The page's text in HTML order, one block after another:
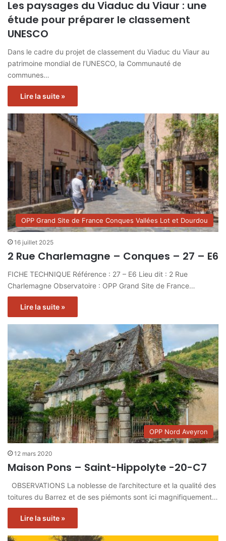
Les paysages du Viaduc du Viaur : une
étude pour préparer le classement
UNESCO
Dans le cadre du projet de classement du Viaduc du Viaur au
patrimoine mondial de l’UNESCO, la Communauté de
communes…
Lire la suite »
OPP Grand Site de France Conques Vallées Lot et Dourdou
16 juillet 2025
2 Rue Charlemagne – Conques – 27 – E6
FICHE TECHNIQUE Référence : 27 – E6 Lieu dit : 2 Rue
Charlemagne Observatoire : OPP Grand Site de France…
Lire la suite »
OPP Nord Aveyron
12 mars 2020
Maison Pons – Saint-Hippolyte -20-C7
OBSERVATIONS La noblesse de l’architecture et la qualité des
toitures du Barrez et de ses piémonts sont ici magnifiquement…
Lire la suite »